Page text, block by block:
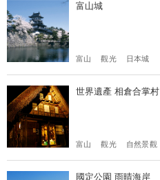
富山城
富山 觀光 日本城
世界遺產 相倉合掌村
富山 觀光 自然景觀
國定公園 雨晴海岸